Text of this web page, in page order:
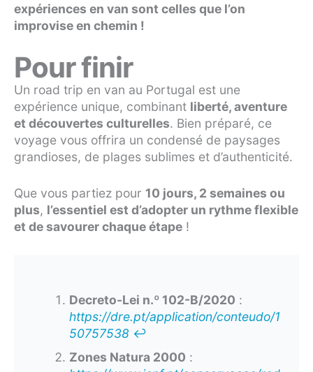
expériences en van sont celles que l’on
improvise en chemin !
Pour finir
Un road trip en van au Portugal est une
expérience unique, combinant liberté, aventure
et découvertes culturelles. Bien préparé, ce
voyage vous offrira un condensé de paysages
grandioses, de plages sublimes et d’authenticité.
Que vous partiez pour 10 jours, 2 semaines ou
plus, l’essentiel est d’adopter un rythme flexible
et de savourer chaque étape !
Decreto-Lei n.º 102-B/2020 :
https://dre.pt/application/conteudo/1
50757538 ↩︎
Zones Natura 2000 :